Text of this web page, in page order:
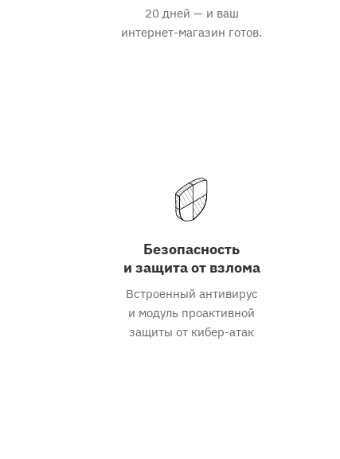
20 дней — и ваш
интернет-магазин готов.
Безопасность
и защита от взлома
Встроенный антивирус
и модуль проактивной
защиты от кибер-атак